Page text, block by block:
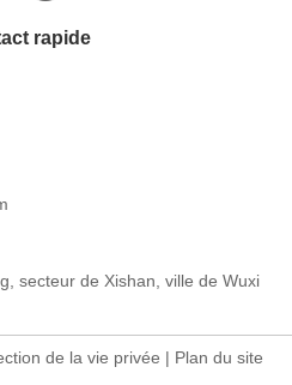
rapide
secteur de Xishan, ville de Wuxi
de la vie privée | Plan du site